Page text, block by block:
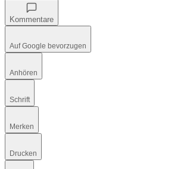
Kommentare
Auf Google bevorzugen
Anhören
Schrift
Merken
Drucken